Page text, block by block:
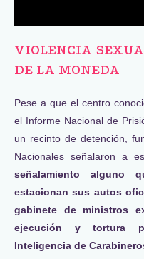
VIOLENCIA
DE LA MONEDA
Pese a que el centro
el Informe Nacional de
un recinto de detención,
Nacionales señalaron a
señalamiento alguno
estacionan sus autos
gabinete de ministros
ejecución y tortura
Inteligencia de